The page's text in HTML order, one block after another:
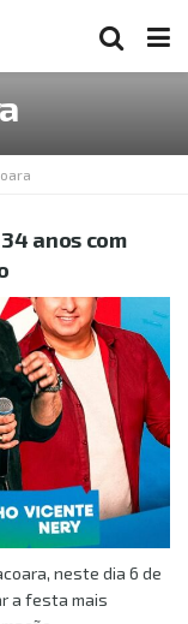
anos com
neste dia 6 de
a festa mais